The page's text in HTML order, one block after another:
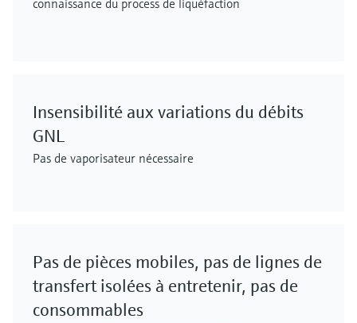
connaissance du process de liquéfaction
Insensibilité aux variations du débits
GNL
Pas de vaporisateur nécessaire
Pas de pièces mobiles, pas de lignes de
transfert isolées à entretenir, pas de
consommables